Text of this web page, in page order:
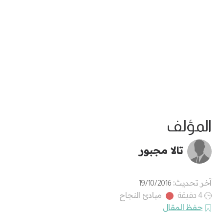
المؤلف
تالا مجبور
آخر تحديث: 19/10/2016
4 دقيقة
مبادئ النجاح
حفظ المقال